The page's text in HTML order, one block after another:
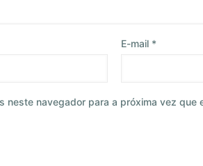
E-mail *
neste navegador para a próxima vez que